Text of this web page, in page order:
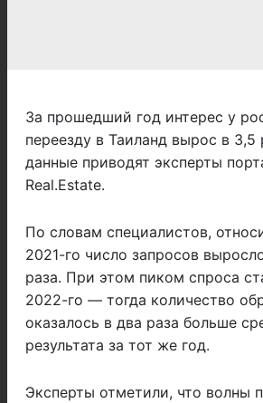
За прошедший год интерес у
переезду в Таиланд вырос в 3,5
данные приводят эксперты
Real.Estate.
По словам специалистов,
2021-го число запросов
раза. При этом пиком спроса
2022-го — тогда количество
оказалось в два раза больше
результата за тот же год.
Эксперты отметили, что волны